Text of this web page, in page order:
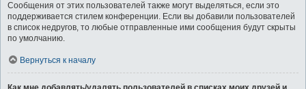
Сообщения от этих пользователей также могут выделяться, если это
поддерживается стилем конференции. Если вы добавили пользователей
в список недругов, то любые отправленные ими сообщения будут скрыты
по умолчанию.
Вернуться к началу